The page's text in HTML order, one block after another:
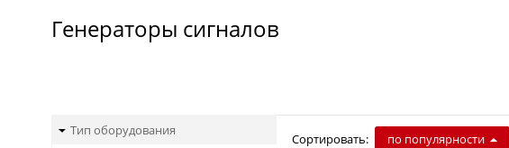
Генераторы сигналов
Тип оборудования
Сортировать: по популярности